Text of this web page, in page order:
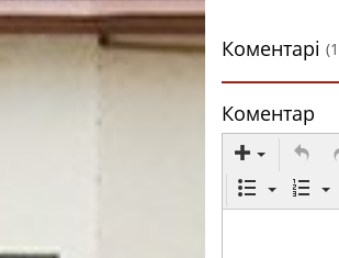
Коментарі
Коментар